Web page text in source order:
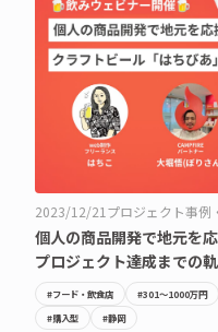
2023/12/21 プロジェクト事例
個人の商品開発で地元を
プロジェクト達成までの
#フード・飲食店 #301〜1000万円
#購入型
#静岡